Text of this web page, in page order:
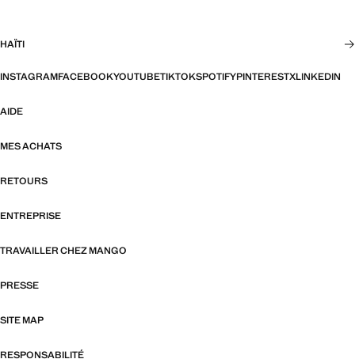
HAÏTI
INSTAGRAMFACEBOOKYOUTUBETIKTOKSPOTIFYPINTERESTXLINKEDIN
AIDE
MES ACHATS
RETOURS
ENTREPRISE
TRAVAILLER CHEZ MANGO
PRESSE
SITE MAP
RESPONSABILITÉ